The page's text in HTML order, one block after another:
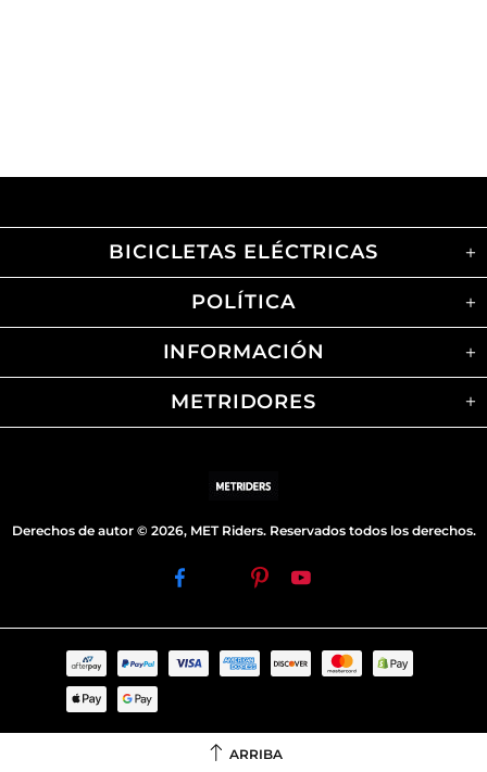
BICICLETAS ELÉCTRICAS
POLÍTICA
INFORMACIÓN
METRIDORES
Derechos de autor © 2026, MET Riders. Reservados todos los derechos.
ARRIBA